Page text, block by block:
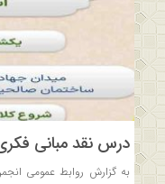
درس نقد مبانی
به گزارش روابط عمومی